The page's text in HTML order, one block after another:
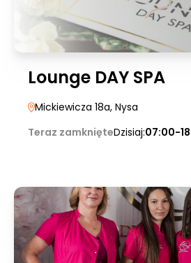
Lounge DAY SPA
Mickiewicza 18a, Nysa
Teraz zamknięteDzisiaj:07:00-